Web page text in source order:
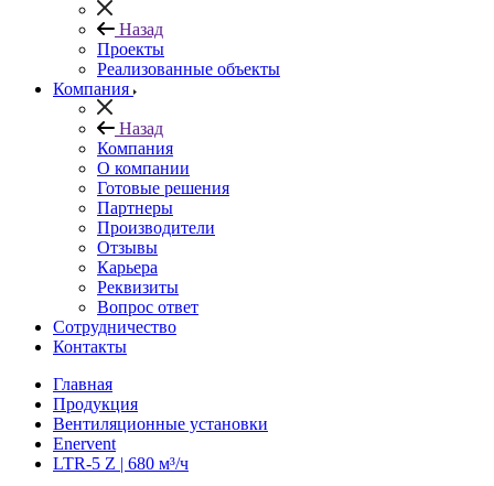
Назад
Проекты
Реализованные объекты
Компания
Назад
Компания
О компании
Готовые решения
Партнеры
Производители
Отзывы
Карьера
Реквизиты
Вопрос ответ
Сотрудничество
Контакты
Главная
Продукция
Вентиляционные установки
Enervent
LTR-5 Z | 680 м³/ч